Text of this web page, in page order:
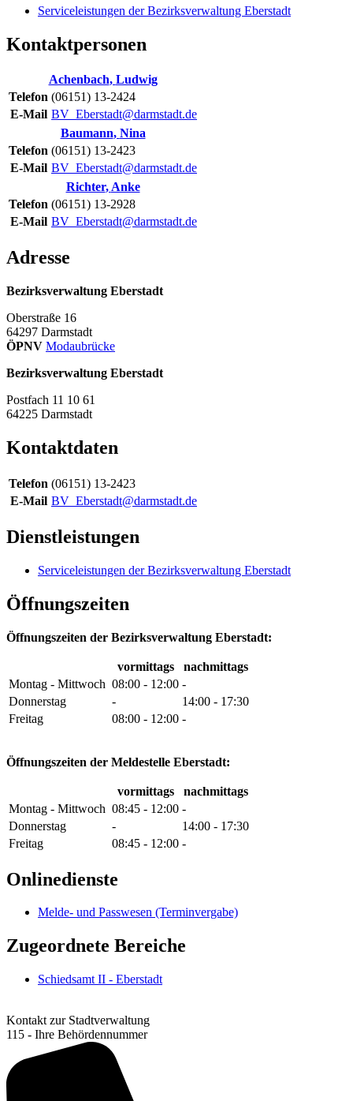
Serviceleistungen der Bezirksverwaltung Eberstadt
Kontaktpersonen
Achenbach, Ludwig
Telefon (06151) 13-2424
E-Mail BV_Eberstadt@darmstadt.de
Baumann, Nina
Telefon (06151) 13-2423
E-Mail BV_Eberstadt@darmstadt.de
Richter,Anke
Telefon (06151) 13-2928
E-Mail BV_Eberstadt@darmstadt.de
Adresse
Bezirksverwaltung Eberstadt
Oberstraße 16
64297 Darmstadt
ÖPNV Modaubrücke
Bezirksverwaltung Eberstadt
Postfach 11 10 61
64225 Darmstadt
Kontaktdaten
Telefon (06151) 13-2423
E-Mail BV_Eberstadt@darmstadt.de
Dienstleistungen
Serviceleistungen der Bezirksverwaltung Eberstadt
Öffnungszeiten
Öffnungszeiten der Bezirksverwaltung Eberstadt:
vormittags
nachmittags
Montag - Mittwoch 08:00 - 12:00 -
Donnerstag
-
14:00 - 17:30
Freitag
08:00 - 12:00 -
Öffnungszeiten der Meldestelle Eberstadt:
vormittags
nachmittags
Montag - Mittwoch 08:45 - 12:00 -
Donnerstag
-
14:00 - 17:30
Freitag
08:45 - 12:00 -
Onlinedienste
Melde- und Passwesen (Terminvergabe)
Zugeordnete Bereiche
Schiedsamt II - Eberstadt
Kontakt zur Stadtverwaltung
115 - Ihre Behördennummer